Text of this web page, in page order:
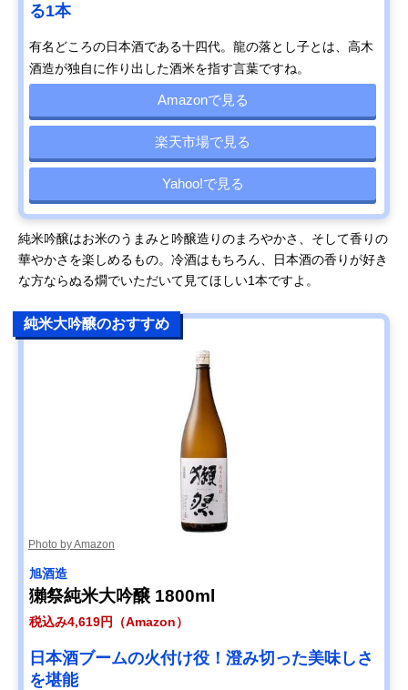
る1本
有名どころの日本酒である十四代。龍の落とし子とは、高木
酒造が独自に作り出した酒米を指す言葉ですね。
Amazonで見る
楽天市場で見る
Yahoo!で見る
純米吟醸はお米のうまみと吟醸造りのまろやかさ、そして香りの
華やかさを楽しめるもの。冷酒はもちろん、日本酒の香りが好き
な方ならぬる燗でいただいて見てほしい1本ですよ。
純米大吟醸のおすすめ
Photo by Amazon
旭酒造
獺祭純米大吟醸 1800ml
税込み4,619円（Amazon）
日本酒ブームの火付け役！澄み切った美味しさ
を堪能